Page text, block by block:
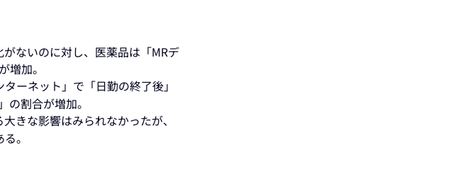
ないのに対し、医薬品は「MRデ
加。
ーネット」で「日勤の終了後」
割合が増加。
きな影響はみられなかったが、
。